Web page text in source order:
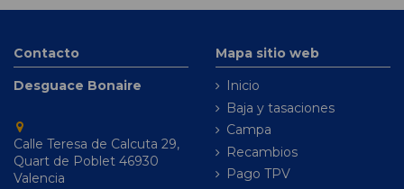
Contacto
Desguace Bonaire
Calle Teresa de Calcuta 29,
Quart de Poblet 46930
Valencia
Mapa sitio web
Inicio
Baja y tasaciones
Campa
Recambios
Pago TPV